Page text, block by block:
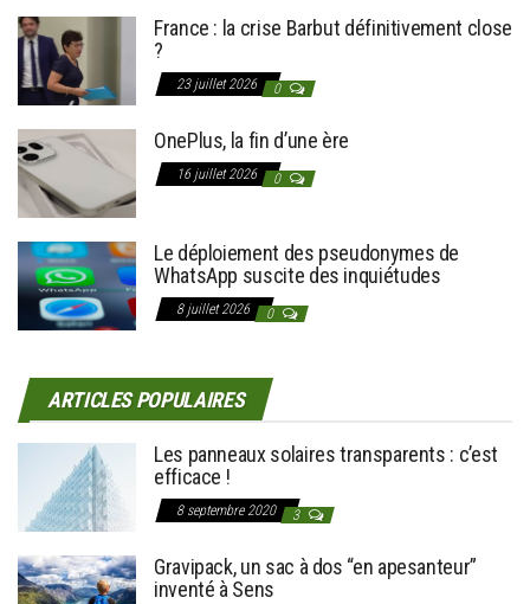
France : la crise Barbut définitivement close
?
23 juillet 2026 0
OnePlus, la fin d’une ère
16 juillet 2026 0
Le déploiement des pseudonymes de
WhatsApp suscite des inquiétudes
8 juillet 2026 0
ARTICLES POPULAIRES
Les panneaux solaires transparents : c’est
efficace !
8 septembre 2020 3
Gravipack, un sac à dos “en apesanteur”
inventé à Sens